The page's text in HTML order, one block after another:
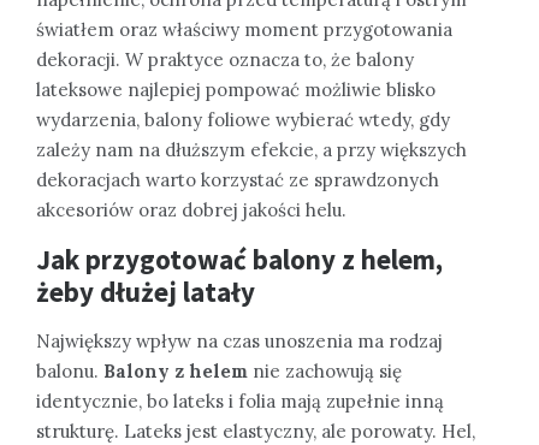
światłem oraz właściwy moment przygotowania
dekoracji. W praktyce oznacza to, że balony
lateksowe najlepiej pompować możliwie blisko
wydarzenia, balony foliowe wybierać wtedy, gdy
zależy nam na dłuższym efekcie, a przy większych
dekoracjach warto korzystać ze sprawdzonych
akcesoriów oraz dobrej jakości helu.
Jak przygotować balony z helem,
żeby dłużej latały
Największy wpływ na czas unoszenia ma rodzaj
balonu. Balony z helem nie zachowują się
identycznie, bo lateks i folia mają zupełnie inną
strukturę. Lateks jest elastyczny, ale porowaty. Hel,